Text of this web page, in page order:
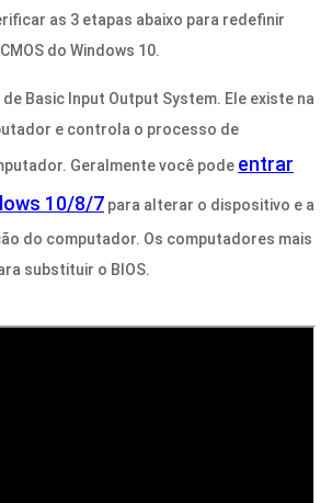
as 3 etapas abaixo para redefinir
do Windows 10.
de Basic Input Output System. Ele existe na
e controla o processo de
Geralmente você pode entrar
10/8/7 para alterar o dispositivo e a
do computador. Os computadores mais
substituir o BIOS.